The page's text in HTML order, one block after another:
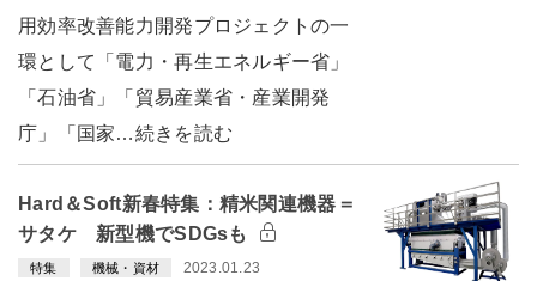
用効率改善能力開発プロジェクトの一
環として「電力・再生エネルギー省」
「石油省」「貿易産業省・産業開発
庁」「国家…続きを読む
Hard＆Soft新春特集：精米関連機器＝
サタケ 新型機でSDGsも
特集 機械・資材 2023.01.23